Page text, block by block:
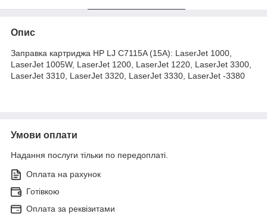
Опис
Заправка картриджа HP LJ C7115A (15A): LaserJet 1000,
LaserJet 1005W, LaserJet 1200, LaserJet 1220, LaserJet 3300,
LaserJet 3310, LaserJet 3320, LaserJet 3330, LaserJet -3380
Умови оплати
Надання послуги тільки по передоплаті.
Оплата на рахунок
Готівкою
Оплата за реквізитами